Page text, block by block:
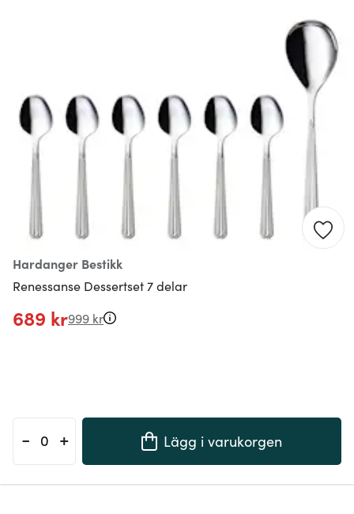
Hardanger Bestikk
Renessanse Dessertset 7 delar
689 kr999 kr
- + Lägg i varukorgen